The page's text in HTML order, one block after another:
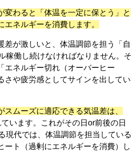
変わると「体温を一定に保とう」と
エネルギーを消費します。
差が激しいと、体温調節を担う「自
稼働し続けなければなりません。そ
エネルギー切れ（オーバーヒー
さや疲労感としてサインを出してい
スムーズに適応できる気温差は、
います。これがその日or前後の日
現代では、体温調節を担当している
ート（過剰にエネルギーを消費）し